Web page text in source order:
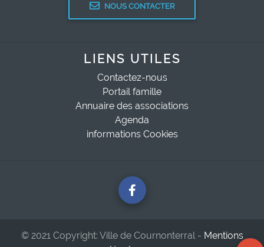
NOUS CONTACTER
LIENS UTILES
Contactez-nous
Portail famille
Annuaire des associations
Agenda
informations Cookies
© 2021 Copyright: Ville de Cournonterral - Mentions